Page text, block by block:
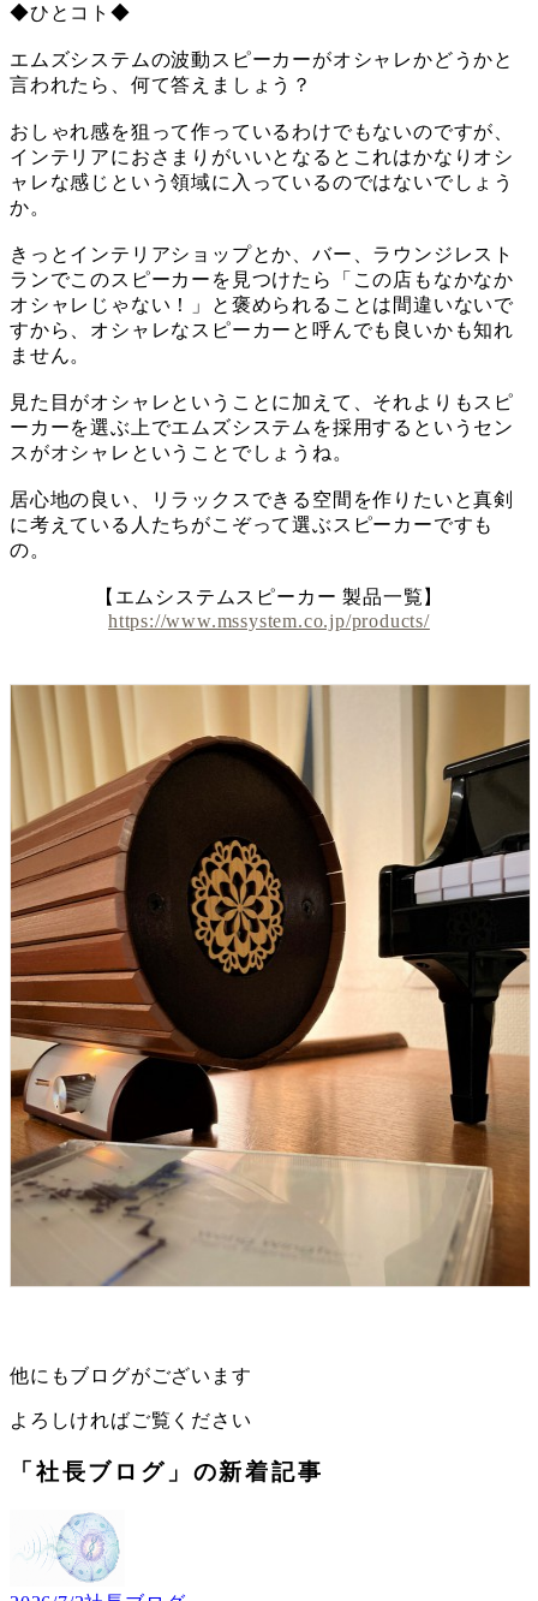
◆ひとコト◆
エムズシステムの波動スピーカーがオシャレかどうかと
言われたら、何て答えましょう？
おしゃれ感を狙って作っているわけでもないのですが、
インテリアにおさまりがいいとなるとこれはかなりオシ
ャレな感じという領域に入っているのではないでしょう
か。
きっとインテリアショップとか、バー、ラウンジレスト
ランでこのスピーカーを見つけたら「この店もなかなか
オシャレじゃない！」と褒められることは間違いないで
すから、オシャレなスピーカーと呼んでも良いかも知れ
ません。
見た目がオシャレということに加えて、それよりもスピ
ーカーを選ぶ上でエムズシステムを採用するというセン
スがオシャレということでしょうね。
居心地の良い、リラックスできる空間を作りたいと真剣
に考えている人たちがこぞって選ぶスピーカーですも
の。
【エムシステムスピーカー 製品一覧】
https://www.mssystem.co.jp/products/
他にもブログがございます
よろしければご覧ください
「社長ブログ」の新着記事